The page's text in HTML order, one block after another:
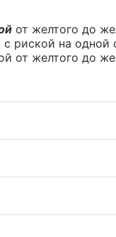
от желтого до
риской на одной
от желтого до